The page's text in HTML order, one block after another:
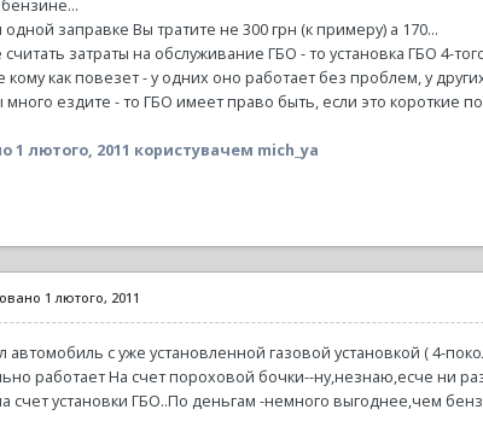
одной заправке Вы тратите не 300 грн (к примеру) а 170...
считать затраты на обслуживание ГБО - то установка ГБО 4-
как повезет - у одних оно работает без проблем, у
много ездите - то ГБО имеет право быть, если это короткие
1 лютого, 2011 користувачем mich_ya
1 лютого, 2011
автомобиль с уже установленной газовой установкой ( 4-
работает На счет пороховой бочки--ну,незнаю,есче ни
счет установки ГБО..По деньгам -немного выгоднее,чем